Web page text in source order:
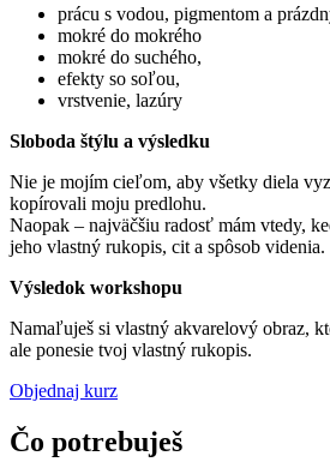
prácu s vodou, pigmentom a
mokré do mokrého
mokré do suchého,
efekty so soľou,
vrstvenie, lazúry
Sloboda štýlu a výsledku
Nie je mojím cieľom, aby všetky diela
kopírovali moju predlohu.
Naopak – najväčšiu radosť mám vtedy,
jeho vlastný rukopis, cit a spôsob videnia.
Výsledok workshopu
Namaľuješ si vlastný akvarelový obraz,
ale ponesie tvoj vlastný rukopis.
Objednaj kurz
Čo potrebuješ